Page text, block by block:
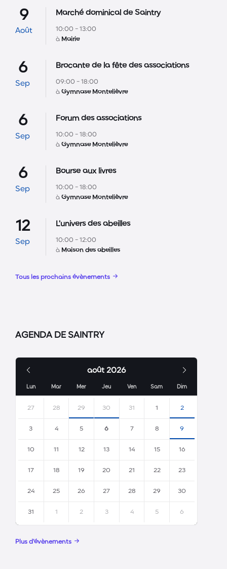
9
Août
Marché dominical de Saintry
10:00 - 13:00
à Mairie
6
Sep
Brocante de la fête des associations
09:00 - 18:00
à Gymnase Montelièvre
6
Sep
Forum des associations
10:00 - 18:00
à Gymnase Montelièvre
6
Sep
Bourse aux livres
10:00 - 18:00
à Gymnase Montelièvre
12
Sep
L’univers des abeilles
10:00 - 12:00
à Maison des abeilles
Tous les prochains évènements
AGENDA DE SAINTRY
août 2026
précédent
Lun Mar Mer Jeu Ven Sam Dim
pas
compte
27 28 29 30 31 1 2
3 4 5 6 7 8 9
10 11 12 13 14 15 16
17 18 19 20 21 22 23
24 25 26 27 28 29 30
31 1 2 3 4 5 6
aux
Plus d’évènements